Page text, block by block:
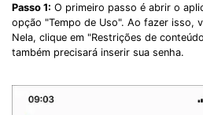
Passo 1: O primeiro passo é abrir o
opção "Tempo de Uso". Ao fazer isso,
Nela, clique em "Restrições de
também precisará inserir sua senha.